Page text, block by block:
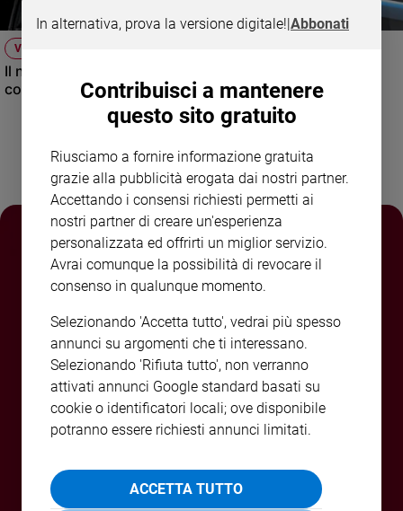
giovani
Adolescenza
Vai
Riflessioni
Podcast
Privacy
siamo
VIDEO
Il nuovo numero di Famiglia Cristiana raccontato dal
condirettore.
In alternativa, prova la versione digitale!|Abbonati
Contribuisci a mantenere
questo sito gratuito
Riusciamo a fornire informazione gratuita
grazie alla pubblicità erogata dai nostri partner.
Accettando i consensi richiesti permetti ai
nostri partner di creare un'esperienza
personalizzata ed offrirti un miglior servizio.
Avrai comunque la possibilità di revocare il
consenso in qualunque momento.
Selezionando 'Accetta tutto', vedrai più spesso
annunci su argomenti che ti interessano.
Selezionando 'Rifiuta tutto', non verranno
attivati annunci Google standard basati su
cookie o identificatori locali; ove disponibile
potranno essere richiesti annunci limitati.
ACCETTA TUTTO